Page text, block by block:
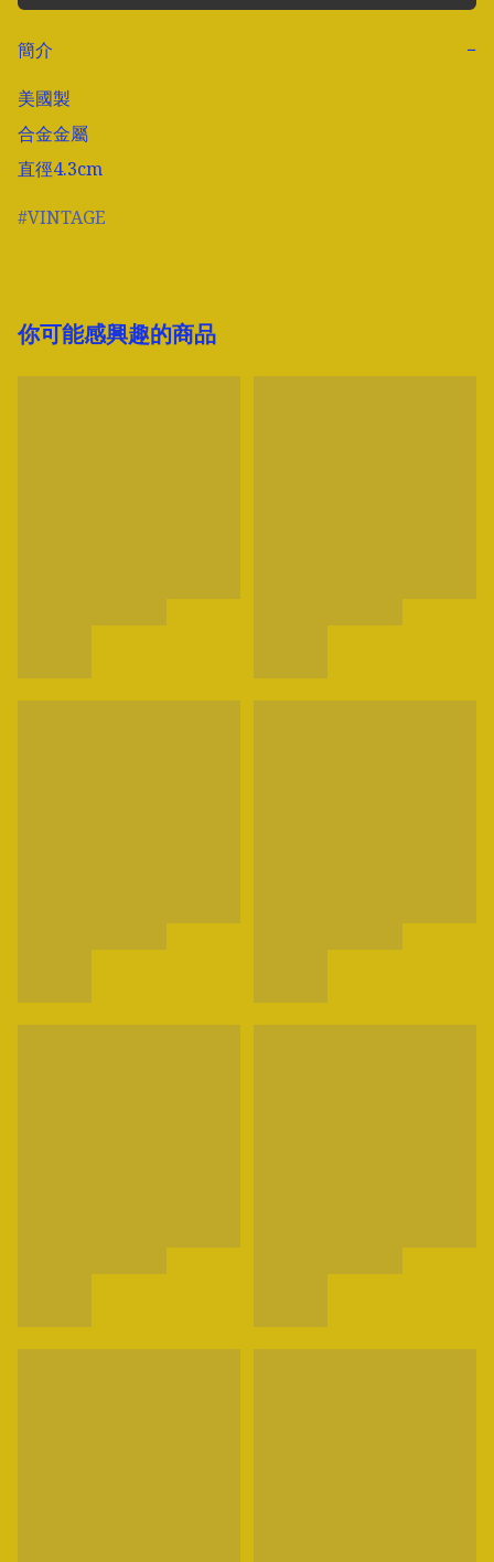
簡介
−
美國製
合金金屬
直徑4.3cm
VINTAGE
你可能感興趣的商品